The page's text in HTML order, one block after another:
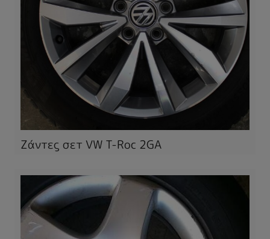
Ζάντες σετ VW T-Roc 2GA